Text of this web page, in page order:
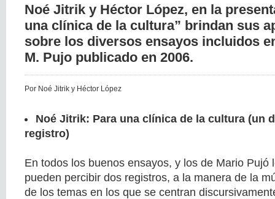
Noé Jitrik y Héctor López, en la
una clínica de la cultura” brindan sus
sobre los diversos ensayos incluidos
M. Pujo publicado en 2006.
Por Noé Jitrik y Héctor López
Noé Jitrik: Para una clínica de la cultura (un
registro)
En todos los buenos ensayos, y los de Mario Pujó
pueden percibir dos registros, a la manera de la
de los temas en los que se centran